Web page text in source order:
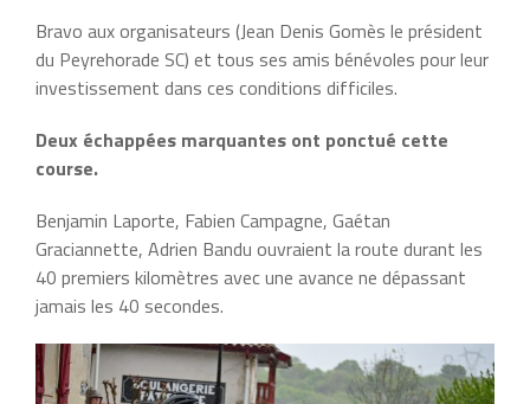
Bravo aux organisateurs (Jean Denis Gomès le président
du Peyrehorade SC) et tous ses amis bénévoles pour leur
investissement dans ces conditions difficiles.
Deux échappées marquantes ont ponctué cette
course.
Benjamin Laporte, Fabien Campagne, Gaétan
Graciannette, Adrien Bandu ouvraient la route durant les
40 premiers kilomètres avec une avance ne dépassant
jamais les 40 secondes.